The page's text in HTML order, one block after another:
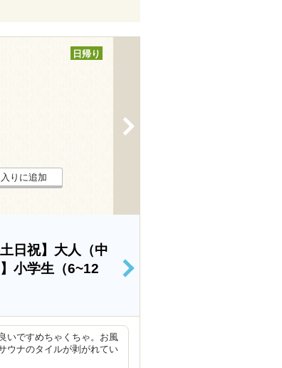
日帰り
りに追加
土日祝】大人（中
小学生（6~12
>
いですめちゃくちゃ。お風
ウナのタイルが剥がれてい